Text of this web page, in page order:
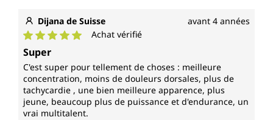
Dijana de Suisse avant 4 années
Note moyenne de 5 sur 5 étoiles
Achat vérifié
Super
C'est super pour tellement de choses : meilleure
concentration, moins de douleurs dorsales, plus de
tachycardie , une bien meilleure apparence, plus
jeune, beaucoup plus de puissance et d'endurance, un
vrai multitalent.